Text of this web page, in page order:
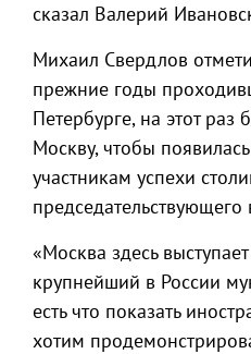
сказал Валерий
Михаил Свердлов
прежние годы
Петербурге, на этот раз
Москву, чтобы
участникам успехи
председательствующего
«Москва здесь
крупнейший в России
есть что показать
хотим